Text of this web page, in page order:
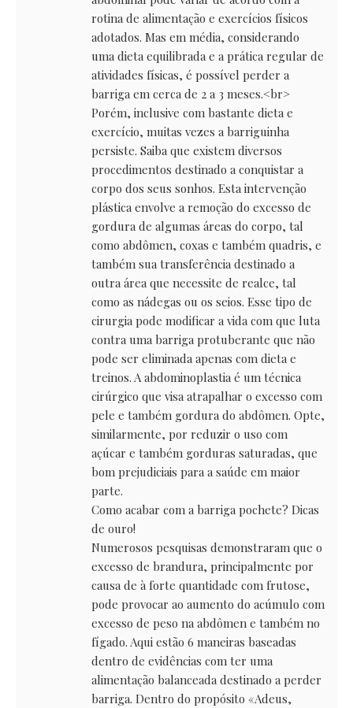
rotina de alimentação e exercícios físicos
adotados. Mas em média, considerando
uma dieta equilibrada e a prática regular de
atividades físicas, é possível perder a
barriga em cerca de 2 a 3 meses.<br>
Porém, inclusive com bastante dieta e
exercício, muitas vezes a barriguinha
persiste. Saiba que existem diversos
procedimentos destinado a conquistar a
corpo dos seus sonhos. Esta intervenção
plástica envolve a remoção do excesso de
gordura de algumas áreas do corpo, tal
como abdômen, coxas e também quadris, e
também sua transferência destinado a
outra área que necessite de realce, tal
como as nádegas ou os seios. Esse tipo de
cirurgia pode modificar a vida com que luta
contra uma barriga protuberante que não
pode ser eliminada apenas com dieta e
treinos. A abdominoplastia é um técnica
cirúrgico que visa atrapalhar o excesso com
pele e também gordura do abdômen. Opte,
similarmente, por reduzir o uso com
açúcar e também gorduras saturadas, que
bom prejudiciais para a saúde em maior
parte.
Como acabar com a barriga pochete? Dicas
de ouro!
Numerosos pesquisas demonstraram que o
excesso de brandura, principalmente por
causa de à forte quantidade com frutose,
pode provocar ao aumento do acúmulo com
excesso de peso na abdômen e também no
fígado. Aqui estão 6 maneiras baseadas
dentro de evidências com ter uma
alimentação balanceada destinado a perder
barriga. Dentro do propósito «Adeus,